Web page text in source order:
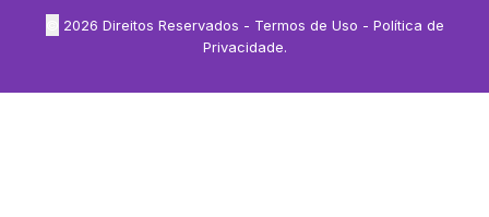
2026 Direitos Reservados - Termos de Uso - Política de
Privacidade.